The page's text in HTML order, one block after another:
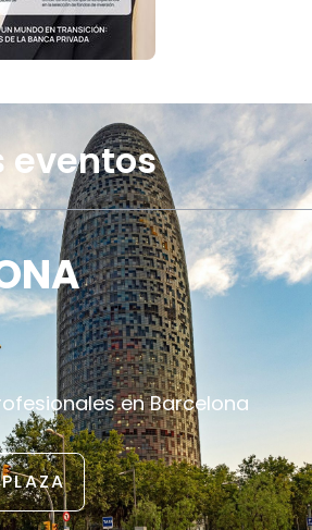
eventos
en Barcelona